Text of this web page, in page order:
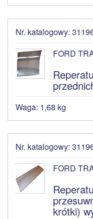
Nr. katalogowy:
FORD
Waga: 1,68 kg
Nr. katalogowy:
FORD
krótki)